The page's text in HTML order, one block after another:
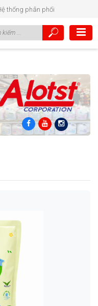
thống phân phối